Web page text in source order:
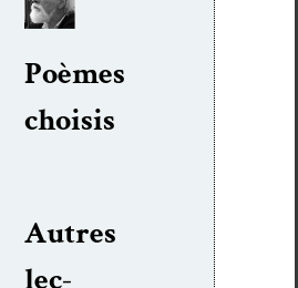
Poèmes
choi­sis
Autres
lec­